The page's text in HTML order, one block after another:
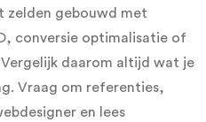
zelden gebouwd met
conversie optimalisatie of
daarom altijd wat je
Vraag om referenties,
en lees